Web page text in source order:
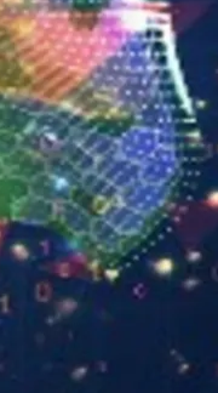
Francisco MoratoTaboão